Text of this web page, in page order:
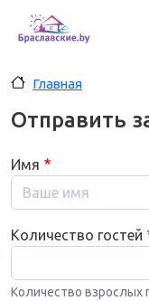
Главная
Отправить
Имя
Количество гостей
Количество взрослых